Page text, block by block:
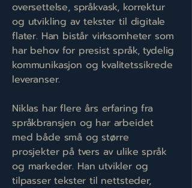
oversettelse, språkvask, korrektur
og utvikling av tekster til digitale
flater. Han bistår virksomheter som
har behov for presist språk, tydelig
kommunikasjon og kvalitetssikrede
leveranser.
Niklas har flere års erfaring fra
språkbransjen og har arbeidet
med både små og større
prosjekter på tvers av ulike språk
og markeder. Han utvikler og
tilpasser tekster til nettsteder,